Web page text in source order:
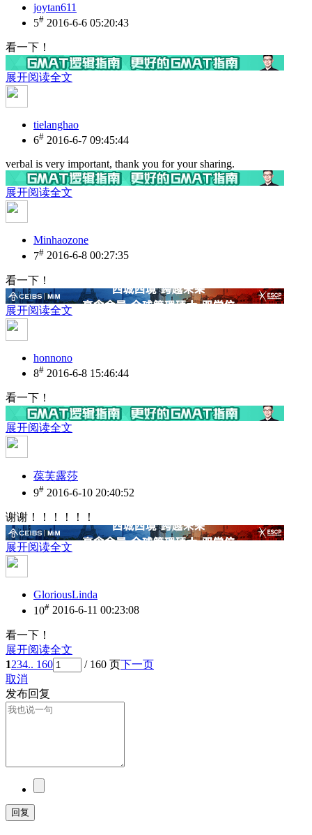
joytan611
5# 2016-6-6 05:20:43
看一下！
展开阅读全文
tielanghao
6# 2016-6-7 09:45:44
verbal is very important, thank you for your sharing.
展开阅读全文
Minhaozone
7# 2016-6-8 00:27:35
看一下！
展开阅读全文
honnono
8# 2016-6-8 15:46:44
看一下！
展开阅读全文
葆芙露莎
9# 2016-6-10 20:40:52
谢谢！！！！！！
展开阅读全文
GloriousLinda
10# 2016-6-11 00:23:08
看一下！
展开阅读全文
1234.. 160 / 160 页下一页
取消
发布回复
回复